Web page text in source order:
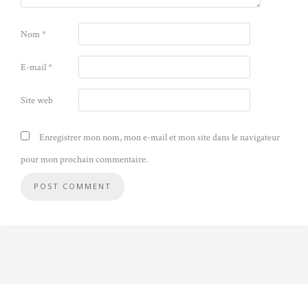
Nom*
E-mail*
Site web
Enregistrer mon nom, mon e-mail et mon site dans le navigateur
pour mon prochain commentaire.